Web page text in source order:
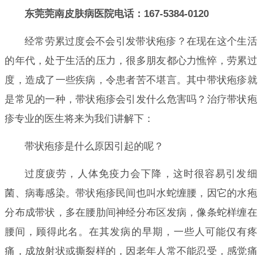
东莞莞南皮肤病医院电话：167-5384-0120
经常劳累过度会不会引发带状疱疹？在现在这个生活
的年代，处于生活的压力，很多朋友都心力憔悴，劳累过
度，造成了一些疾病，令患者苦不堪言。其中带状疱疹就
是常见的一种，带状疱疹会引发什么危害吗？治疗带状疱
疹专业的医生将来为我们讲解下：
带状疱疹是什么原因引起的呢？
过度疲劳，人体免疫力会下降，这时很容易引发细
菌、病毒感染。带状疱疹民间也叫水蛇缠腰，因它的水疱
分布成带状，多在腰肋间神经分布区发病，像条蛇样缠在
腰间，顾得此名。在其发病的早期，一些人可能仅有疼
痛，成放射状或撕裂样的，因老年人常不能忍受，感觉痛